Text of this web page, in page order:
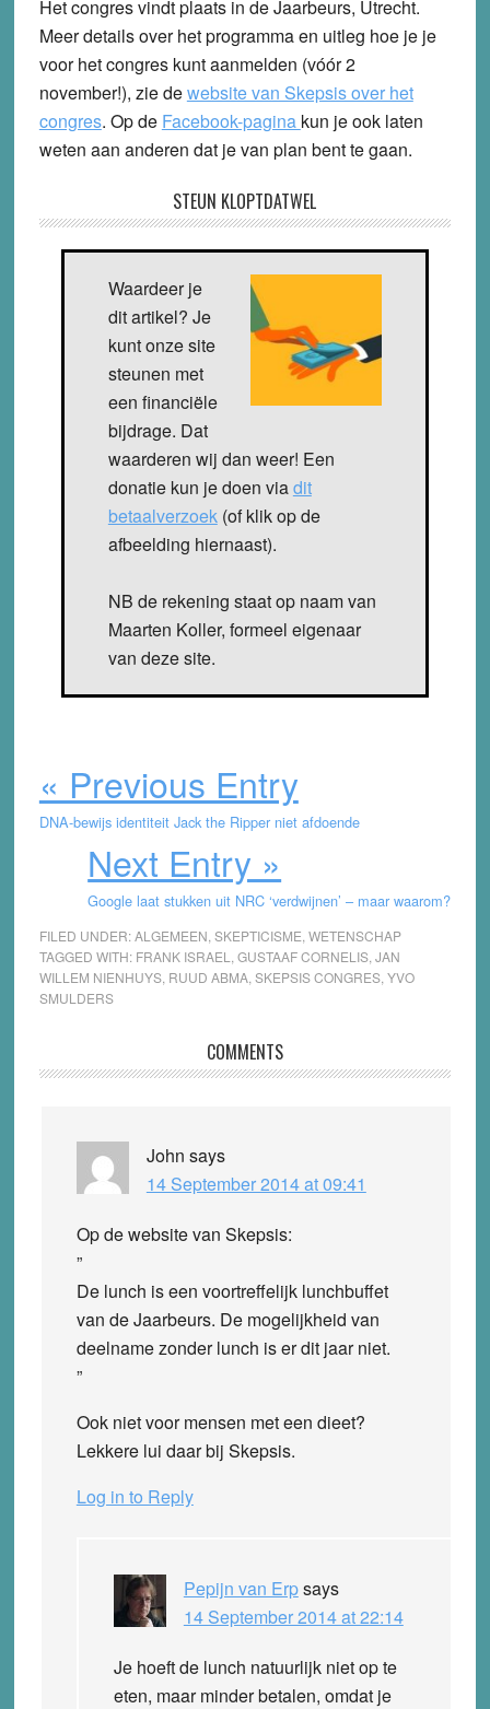
Het congres vindt plaats in de Jaarbeurs, Utrecht.
Meer details over het programma en uitleg hoe je je
voor het congres kunt aanmelden (vóór 2
november!), zie dewebsite van Skepsis over het
congres. Op de Facebook-pagina kun je ook laten
weten aan anderen dat je van plan bent te gaan.
STEUN KLOPTDATWEL
Waardeer je
dit artikel? Je
kunt onze site
steunen met
een financiële
bijdrage. Dat
waarderen wij dan weer! Een
donatie kun je doen viadit
betaalverzoek(of klik op de
afbeelding hiernaast).
NB de rekening staat op naam van
Maarten Koller, formeel eigenaar
van deze site.
« Previous Entry
DNA-bewijs identiteit Jack the Ripper niet afdoende
Next Entry »
Google laat stukken uit NRC ‘verdwijnen’ – maar waarom?
FILED UNDER:ALGEMEEN SKEPTICISME WETENSCHAP
TAGGED WITH: FRANK ISRAEL GUSTAAF CORNELIS, JAN
WILLEM NIENHUYS, RUUD ABMA, SKEPSIS CONGRES, YVO
SMULDERS
Interactions
COMMENTS
John says
14 September 2014 at 09:41
Op de website van Skepsis:
”
De lunch is een voortreffelijk lunchbuffet
van de Jaarbeurs. De mogelijkheid van
deelname zonder lunch is er dit jaar niet.
”
Ook niet voor mensen met een dieet?
Lekkere lui daar bij Skepsis.
Log in to Reply
Pepijn van Erpsays
14 September 2014 at 22:14
Je hoeft de lunch natuurlijk niet op te
eten, maar minder betalen, omdat je